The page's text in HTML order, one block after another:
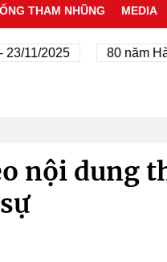
THAM NHŨNG MEDIA
11/2025 80 năm
nội dung